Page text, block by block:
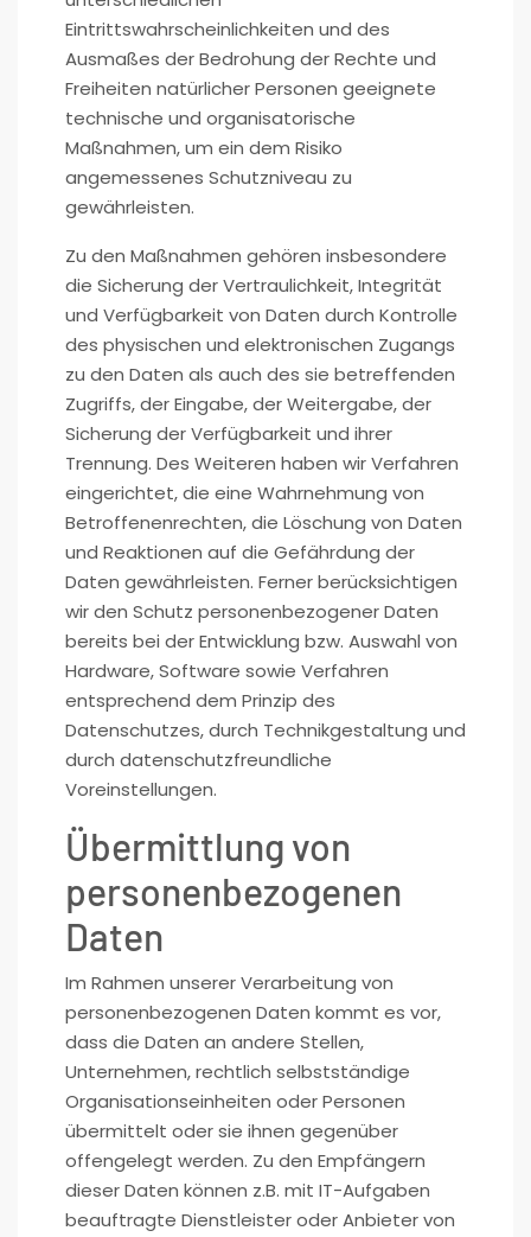
Eintrittswahrscheinlichkeiten und des
Ausmaßes der Bedrohung der Rechte und
Freiheiten natürlicher Personen geeignete
technische und organisatorische
Maßnahmen, um ein dem Risiko
angemessenes Schutzniveau zu
gewährleisten.
Zu den Maßnahmen gehören insbesondere
die Sicherung der Vertraulichkeit, Integrität
und Verfügbarkeit von Daten durch Kontrolle
des physischen und elektronischen Zugangs
zu den Daten als auch des sie betreffenden
Zugriffs, der Eingabe, der Weitergabe, der
Sicherung der Verfügbarkeit und ihrer
Trennung. Des Weiteren haben wir Verfahren
eingerichtet, die eine Wahrnehmung von
Betroffenenrechten, die Löschung von Daten
und Reaktionen auf die Gefährdung der
Daten gewährleisten. Ferner berücksichtigen
wir den Schutz personenbezogener Daten
bereits bei der Entwicklung bzw. Auswahl von
Hardware, Software sowie Verfahren
entsprechend dem Prinzip des
Datenschutzes, durch Technikgestaltung und
durch datenschutzfreundliche
Voreinstellungen.
Übermittlung von
personenbezogenen
Daten
Im Rahmen unserer Verarbeitung von
personenbezogenen Daten kommt es vor,
dass die Daten an andere Stellen,
Unternehmen, rechtlich selbstständige
Organisationseinheiten oder Personen
übermittelt oder sie ihnen gegenüber
offengelegt werden. Zu den Empfängern
dieser Daten können z.B. mit IT-Aufgaben
beauftragte Dienstleister oder Anbieter von